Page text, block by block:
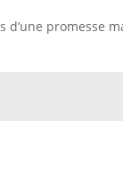
promesse